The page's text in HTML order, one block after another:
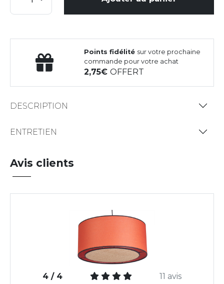
Points fidélité sur votre prochaine
commande pour votre achat
2,75OFFERT
DESCRIPTION
ENTRETIEN
Avis clients
4 / 4 11 avis